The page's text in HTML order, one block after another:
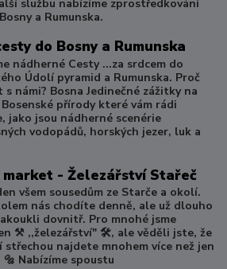
službu nabízíme zprostředkování
a Rumunska.
do Bosny a Rumunska
nádherné Cesty ...za srdcem do
Údolí pyramid a Rumunska. Proč
s námi? Bosna Jedinečné zážitky na
přírody které vám rádi
jako jsou nádherné scenérie
vodopádů, horských jezer, luk a
market - Železářství Stařeč
všem sousedům ze Starče a okolí.
nás chodíte denně, ale už dlouho
dovnitř. Pro mnohé jsme
⚒️ ,,železářství" 🛠️, ale věděli jste, že
střechou najdete mnohem více než jen
🔩 Nabízíme spoustu